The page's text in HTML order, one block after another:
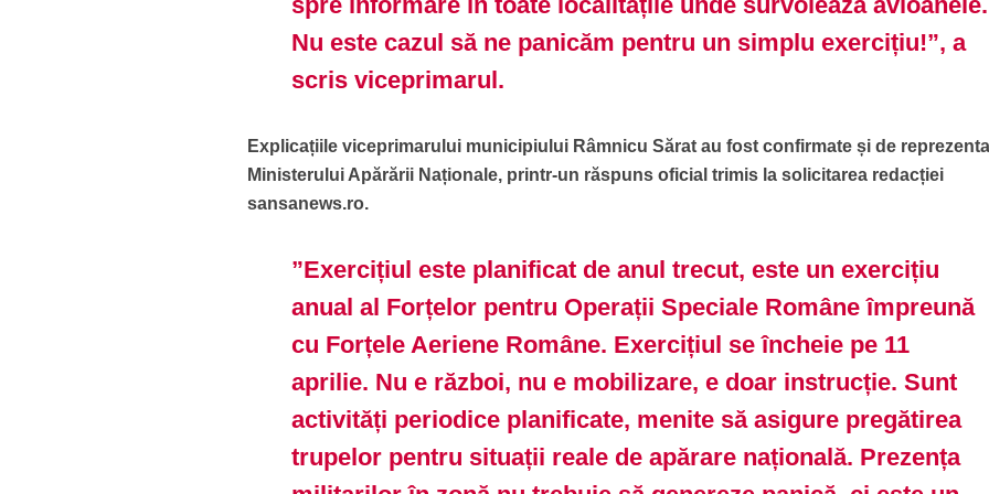
Nu este cazul să ne panicăm pentru un simplu exercițiu!”, a
scris viceprimarul.
Explicațiile viceprimarului municipiului Râmnicu Sărat au fost confirmate și de
Ministerului Apărării Naționale, printr-un răspuns oficial trimis la solicitarea redacției
sansanews.ro.
”Exercițiul este planificat de anul trecut, este un exercițiu
anual al Forțelor pentru Operații Speciale Române împreună
cu Forțele Aeriene Române. Exercițiul se încheie pe 11
aprilie. Nu e război, nu e mobilizare, e doar instrucție. Sunt
activități periodice planificate, menite să asigure pregătirea
trupelor pentru situații reale de apărare națională. Prezența